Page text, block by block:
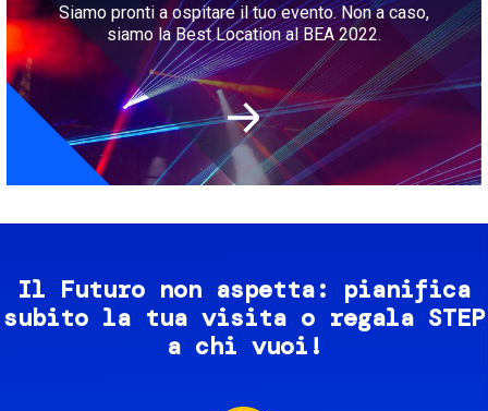
Siamo pronti a ospitare il tuo evento. Non a caso,
siamo la Best Location al BEA 2022.
Il Futuro non aspetta: pianifica
subito la tua visita o regala STEP
a chi vuoi!